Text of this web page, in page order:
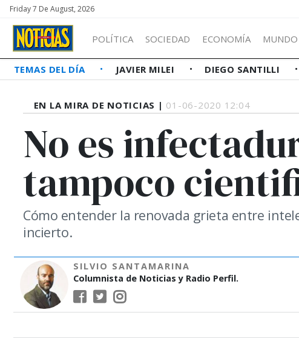
Friday 7 De August, 2026
POLÍTICA SOCIEDAD ECONOMÍA MUNDO
TEMAS DEL DÍA JAVIER MILEI DIEGO SANTILLI
EN LA MIRA DE NOTICIAS | 01-06-2020 12:04
No es
tampoco
Cómo entender la renovada grieta entre
incierto.
SILVIO SANTAMARINA
Columnista de Noticias y Radio Perfil.